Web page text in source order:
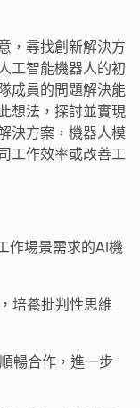
，尋找創新解決方
工智能機器人的初
成員的問題解決能
想法，探討並實現
決方案，機器人模
工作效率或改善工
作場景需求的AI機
培養批判性思維
暢合作，進一步